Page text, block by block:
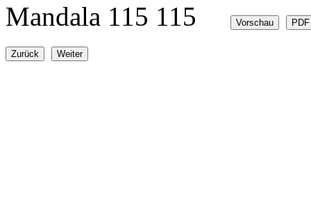
Mandala 115